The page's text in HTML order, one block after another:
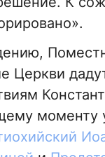
Церкви
моменту